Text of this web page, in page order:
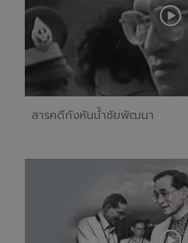
สารคดีกังหันน้ำชัยพัฒนา